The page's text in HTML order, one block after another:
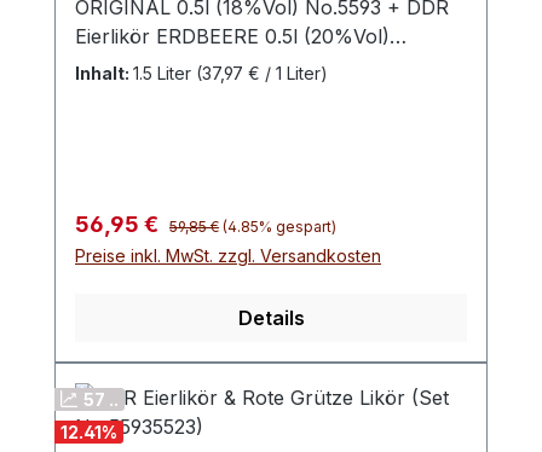
ORIGINAL 0.5l (18%Vol) No.5593 + DDR
Eierlikör ERDBEERE 0.5l (20%Vol)
No.5596 + DDR Eierlikör MARZIPAN 0.5l
Inhalt: 1.5 Liter (37,97 € / 1 Liter)
Verkaufspreis:
56,95 € Regulärer Preis:
59,85 € (4.85% gespart)
Preise inkl. MwSt. zzgl. Versandkosten
Details
57 ..
12.41%